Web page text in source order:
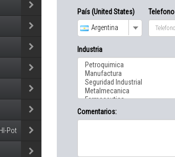
Pot
País (United States)
Argentina
Telefono
Industria
Comentarios: